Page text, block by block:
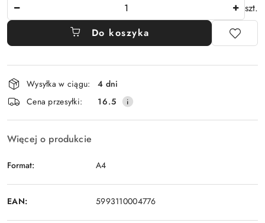
szt.
Do koszyka
Dostępność
i
dostawa
Wysyłka w ciągu:
4 dni
Cena przesyłki:
16.5
Więcej o produkcie
Format: A4
EAN: 5993110004776